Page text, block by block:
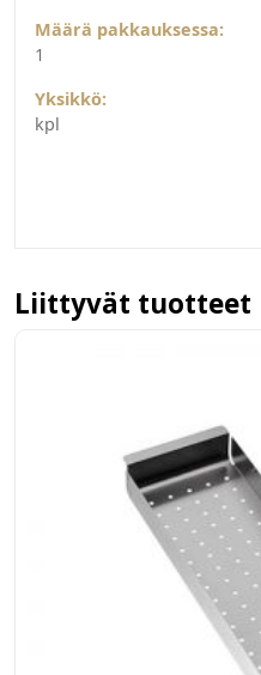
Määrä pakkauksessa:
1
Yksikkö:
kpl
Liittyvät tuotteet